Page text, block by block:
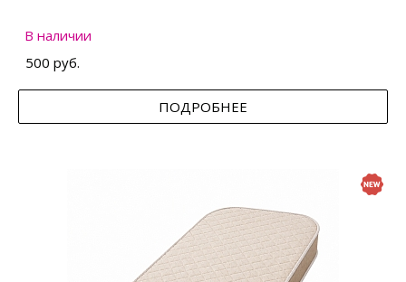
В наличии
500 руб.
ПОДРОБНЕЕ